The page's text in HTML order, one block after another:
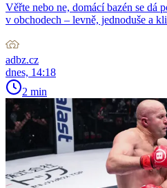
Věřte nebo ne, domácí bazén se dá
v obchodech – levně, jednoduše a
adbz.cz
dnes, 14:18
2 min